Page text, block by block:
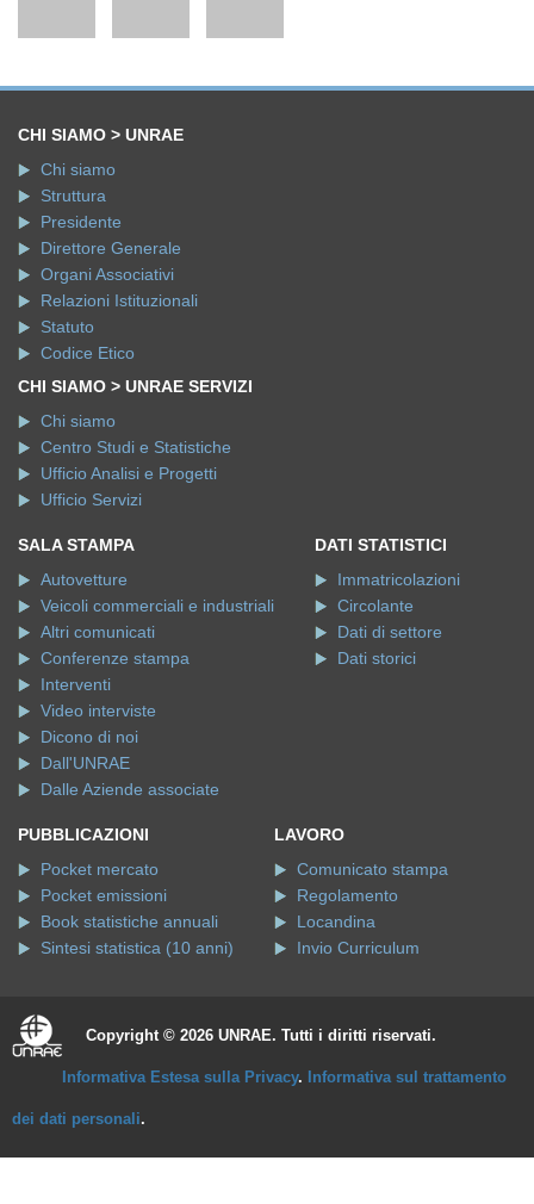
CHI SIAMO > UNRAE
Chi siamo
Struttura
Presidente
Direttore Generale
Organi Associativi
Relazioni Istituzionali
Statuto
Codice Etico
CHI SIAMO > UNRAE SERVIZI
Chi siamo
Centro Studi e Statistiche
Ufficio Analisi e Progetti
Ufficio Servizi
SALA STAMPA
Autovetture
Veicoli commerciali e industriali
Altri comunicati
Conferenze stampa
Interventi
Video interviste
Dicono di noi
Dall'UNRAE
Dalle Aziende associate
DATI STATISTICI
Immatricolazioni
Circolante
Dati di settore
Dati storici
PUBBLICAZIONI
Pocket mercato
Pocket emissioni
Book statistiche annuali
Sintesi statistica (10 anni)
LAVORO
Comunicato stampa
Regolamento
Locandina
Invio Curriculum
Copyright © 2026 UNRAE. Tutti i diritti riservati.
Informativa Estesa sulla Privacy. Informativa sul trattamento
dei dati personali.